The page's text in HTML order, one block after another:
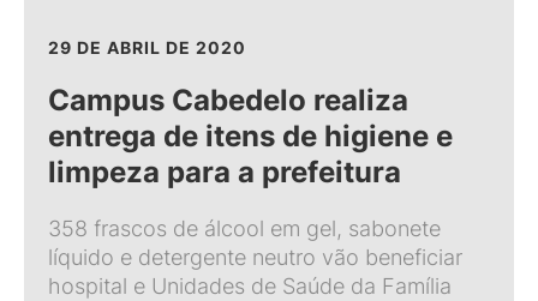
29 DE ABRIL DE 2020
Campus Cabedelo realiza
entrega de itens de higiene e
limpeza para a prefeitura
358 frascos de álcool em gel, sabonete
líquido e detergente neutro vão beneficiar
hospital e Unidades de Saúde da Família